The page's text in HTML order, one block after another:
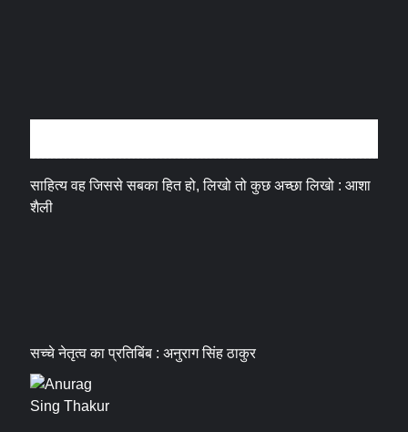
साहित्य वह जिससे सबका हित हो, लिखो तो कुछ अच्छा लिखो : आशा
शैली
सच्चे नेतृत्व का प्रतिबिंब : अनुराग सिंह ठाकुर